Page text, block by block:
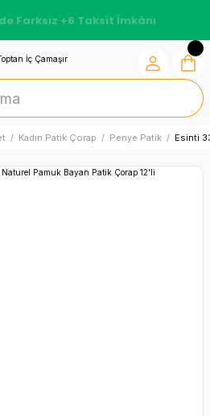
Farksız +6 Taksit İmkânı
Kadın Patik Çorap Penye Patik Esinti